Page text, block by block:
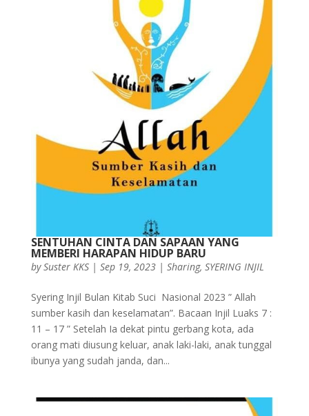
SENTUHAN CINTA DAN SAPAAN YANG
MEMBERI HARAPAN HIDUP BARU
bySuster KKS| Sep 19, 2023| Sharing, SYERING INJIL
Syering Injil Bulan Kitab Suci Nasional 2023 ” Allah
sumber kasih dan keselamatan”. Bacaan Injil Luaks 7 :
11 – 17 ” Setelah Ia dekat pintu gerbang kota, ada
orang mati diusung keluar, anak laki-laki, anak tunggal
ibunya yang sudah janda, dan...